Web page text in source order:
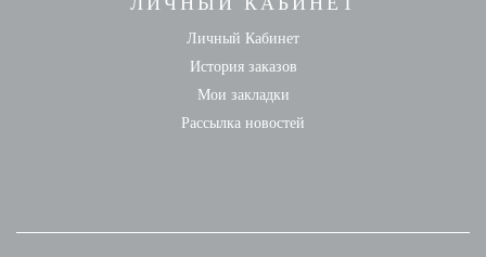
Личный Кабинет
История заказов
Мои закладки
Рассылка новостей